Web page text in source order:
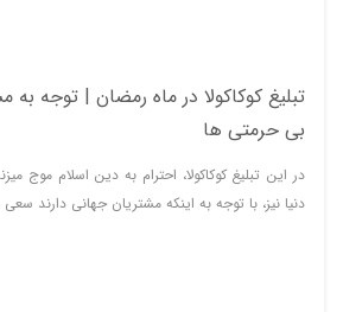
تبلیغ کوکاکولا در ماه رمضان | توجه به
بی حرمتی ها
در این تبلیغ کوکاکولا، احترام به دین اسلام موج
دنیا نیز، با توجه به اینکه مشتریان جهانی دارند